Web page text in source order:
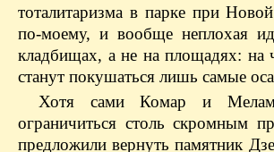
тоталитаризма в парке при
по-моему, и вообще неплохая
кладбищах, а не на площадях: на
станут покушаться лишь самые
Хотя сами Комар и
ограничиться столь скромным
предложили вернуть памятник